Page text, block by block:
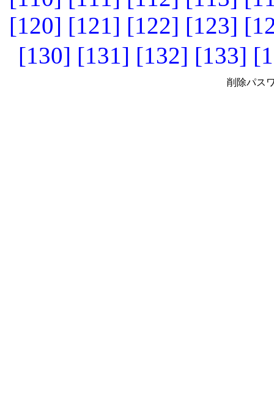
[120] [121] [122] [123]
[130] [131] [132] [133]
削除パス